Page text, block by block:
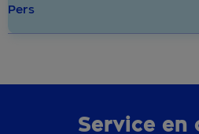
Pers
Service en